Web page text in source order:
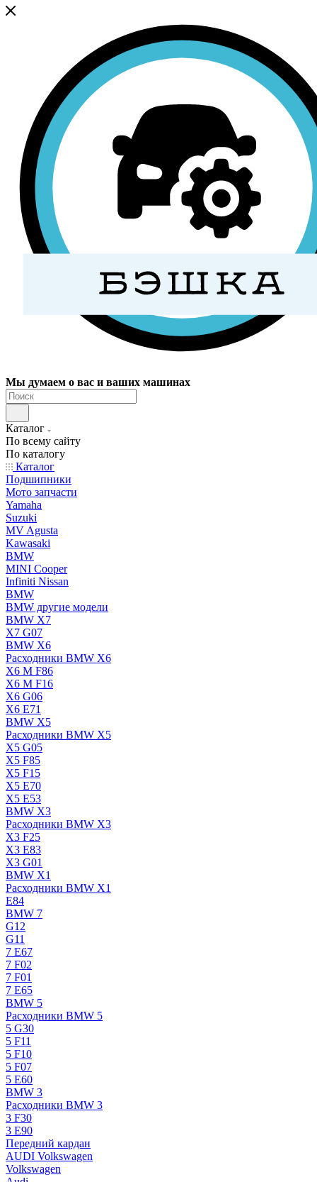
Мы думаем о вас и ваших машинах
Каталог
По всему сайту
По каталогу
Каталог
Подшипники
Мото запчасти
Yamaha
Suzuki
MV Agusta
Kawasaki
BMW
MINI Cooper
Infiniti Nissan
BMW
BMW другие модели
BMW X7
X7 G07
BMW X6
Расходники BMW X6
X6 M F86
X6 M F16
X6 G06
X6 E71
BMW X5
Расходники BMW X5
X5 G05
X5 F85
X5 F15
X5 E70
X5 E53
BMW X3
Расходники BMW X3
X3 F25
X3 E83
X3 G01
BMW X1
Расходники BMW X1
E84
BMW 7
G12
G11
7 Е67
7 F02
7 F01
7 E65
BMW 5
Расходники BMW 5
5 G30
5 F11
5 F10
5 F07
5 E60
BMW 3
Расходники BMW 3
3 F30
3 E90
Передний кардан
AUDI Volkswagen
Volkswagen